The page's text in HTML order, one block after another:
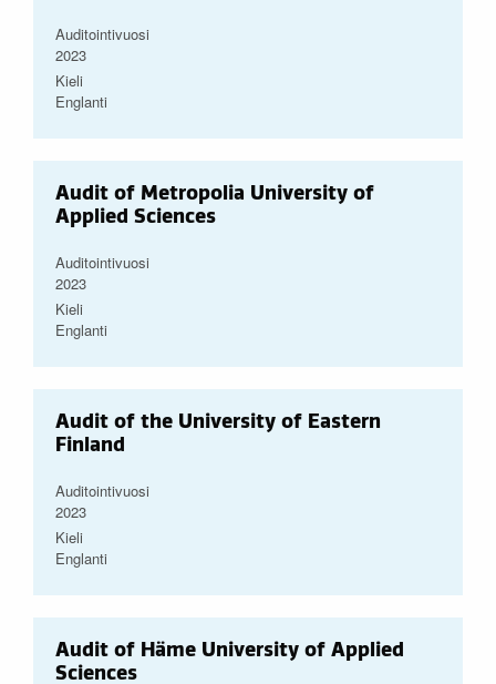
Auditointivuosi
2023
Kieli
Englanti
Audit of Metropolia University of
Applied Sciences
Auditointivuosi
2023
Kieli
Englanti
Audit of the University of Eastern
Finland
Auditointivuosi
2023
Kieli
Englanti
Audit of Häme University of Applied
Sciences